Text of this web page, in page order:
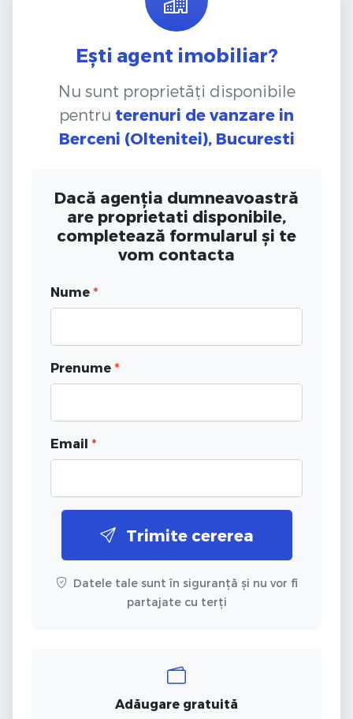
Ești agent imobiliar?
Nu sunt proprietăți disponibile
pentru terenuri de vanzare in
Berceni (Oltenitei), Bucuresti
Dacă agenția dumneavoastră
are proprietati disponibile,
completează formularul și te
vom contacta
Nume *
Prenume *
Email *
Trimite cererea
Datele tale sunt în siguranță și nu vor fi
partajate cu terți
Adăugare gratuită